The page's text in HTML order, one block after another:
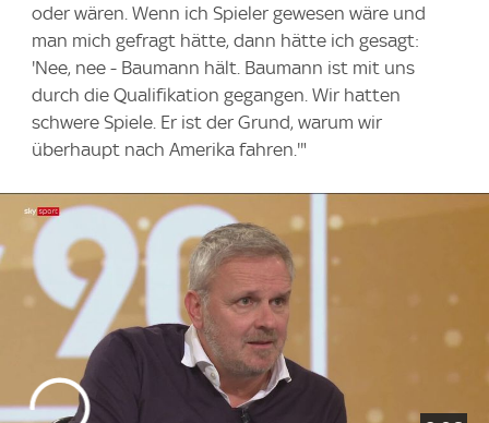
oder wären. Wenn ich Spieler gewesen wäre und
man mich gefragt hätte, dann hätte ich gesagt:
'Nee, nee - Baumann hält. Baumann ist mit uns
durch die Qualifikation gegangen. Wir hatten
schwere Spiele. Er ist der Grund, warum wir
überhaupt nach Amerika fahren.'"